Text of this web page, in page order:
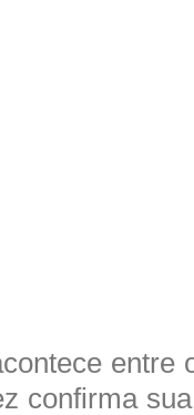
entre
confirma